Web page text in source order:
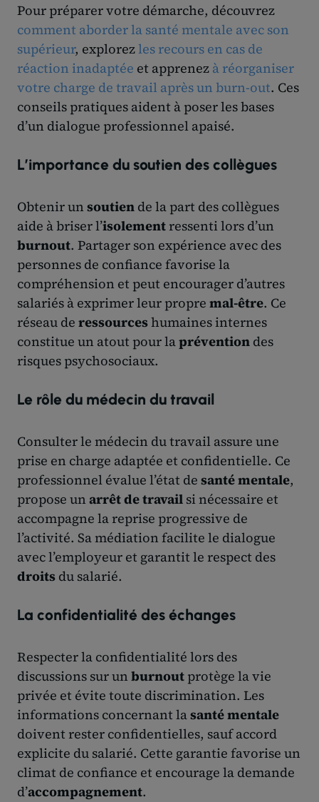
Pour préparer votre démarche, découvrez
comment aborder la santé mentale avec son
supérieur, explorezles recours en cas de
réaction inadaptée et apprenez à réorganiser
votre charge de travail après un burn-out. Ces
conseils pratiques aident à poser les bases
d’un dialogue professionnel apaisé.
L’importance du soutien des collègues
Obtenir un soutien de la part des collègues
aide à briser l’isolementressenti lors d’un
burnout. Partager son expérience avec des
personnes de confiance favorise la
compréhension et peut encourager d’autres
salariés à exprimer leur propre mal-être. Ce
réseau de ressourceshumaines internes
constitue un atout pour laprévention des
risques psychosociaux.
Le rôle du médecin du travail
Consulter le médecin du travail assure une
prise en charge adaptée et confidentielle. Ce
professionnel évalue l’état de santé mentale,
propose un arrêt de travail si nécessaire et
accompagne la reprise progressive de
l’activité. Sa médiation facilite le dialogue
avec l’employeur et garantit le respect des
droits du salarié.
La confidentialité des échanges
Respecter la confidentialité lors des
discussions sur un burnout protège la vie
privée et évite toute discrimination. Les
informations concernant lasanté mentale
doivent rester confidentielles, sauf accord
explicite du salarié. Cette garantie favorise un
climat de confiance et encourage la demande
d’accompagnement.